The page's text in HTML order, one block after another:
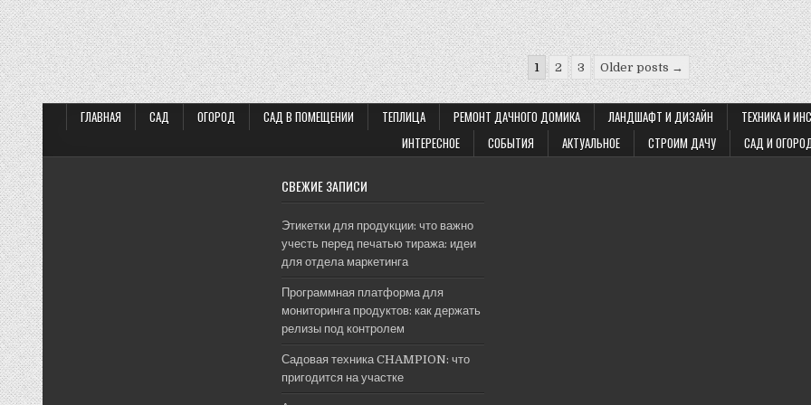
Пагинация
записей
1 2 3 Older posts →
ГЛАВНАЯ САД ОГОРОД САД В ПОМЕЩЕНИИ ТЕПЛИЦА РЕМОНТ ДАЧНОГО ДОМИКА ЛАНДШАФТ И ДИЗАЙН ТЕХНИКА И
ИНТЕРЕСНОЕ
СОБЫТИЯ АКТУАЛЬНОЕ СТРОИМ ДАЧУ САД И
СВЕЖИЕ ЗАПИСИ
Этикетки для продукции: что важно
учесть перед печатью тиража: идеи
для отдела маркетинга
Программная платформа для
мониторинга продуктов: как держать
релизы под контролем
Садовая техника CHAMPION: что
пригодится на участке